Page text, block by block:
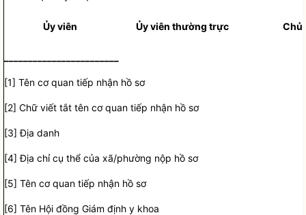
Ủy viên Ủy viên thường trực Chủ
[1]Tên cơ quan tiếp nhận hồ sơ
[2]Chữ viết tắt tên cơ quan tiếp nhận hồ sơ
[3]Địa danh
[4]Địa chỉcụ thể của xã/phường nộp hồ sơ
[5]Tên cơ quan tiếp nhận hồ sơ
[6]Tên Hội đồng Giám định y khoa